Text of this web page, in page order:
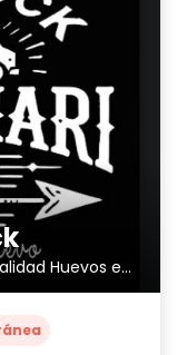
Patatas Fritas 100% Naturales(Especialidad Huevos estrellados)